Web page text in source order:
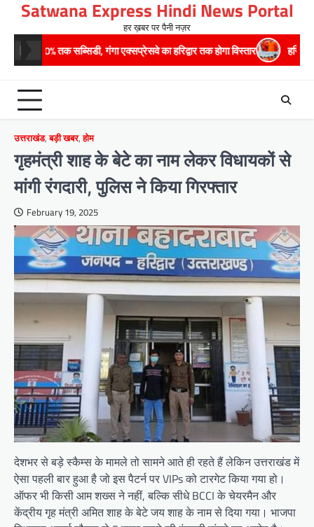
content
Satwana Express Hindi News Portal
हर ख़बर पर पैनी नज़र
गंगा एक्सप्रेसवे का हरिद्वार तक होगा विस्तार ​हरिद्वार से वीरभद्र
उत्तराखंड,बड़ी खबर,होम
गृहमंत्री शाह के बेटे का नाम लेकर विधायकों से
मांगी रंगदारी, पुलिस ने किया गिरफ्तार
February 19, 2025
देशभर से बड़े स्कैम्स के मामले तो सामने आते ही रहते हैं लेकिन उत्तराखंड में
ऐसा पहली बार हुआ है जो इस पैटर्न पर VIPs को टारगेट किया गया हो।
ऑफर भी किसी आम शख्स ने नहीं, बल्कि सीधे BCCI के चेयरमैन और
केंद्रीय गृह मंत्री अमित शाह के बेटे जय शाह के नाम से दिया गया। भाजपा